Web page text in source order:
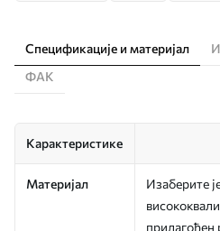
Спецификације и материјал
ФАК
Карактеристике
Материјал
Изаберите
прилагођен